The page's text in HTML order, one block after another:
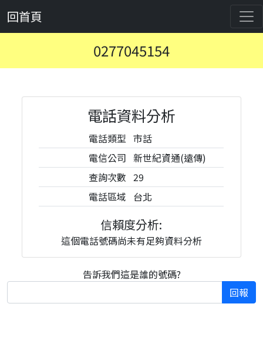
回首頁
0277045154
電話資料分析
電話類型 市話
電信公司 新世紀資通(遠傳)
查詢次數 29
電話區域 台北
信賴度分析:
這個電話號碼尚未有足夠資料分析
告訴我們這是誰的號碼?
回報